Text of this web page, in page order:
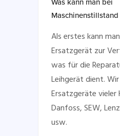
Was kann man bei
Maschinenstillstand
Als erstes kann
Ersatzgerät zur
was für die
Leihgerät dient.
Ersatzgeräte vieler
Danfoss, SEW,
usw.